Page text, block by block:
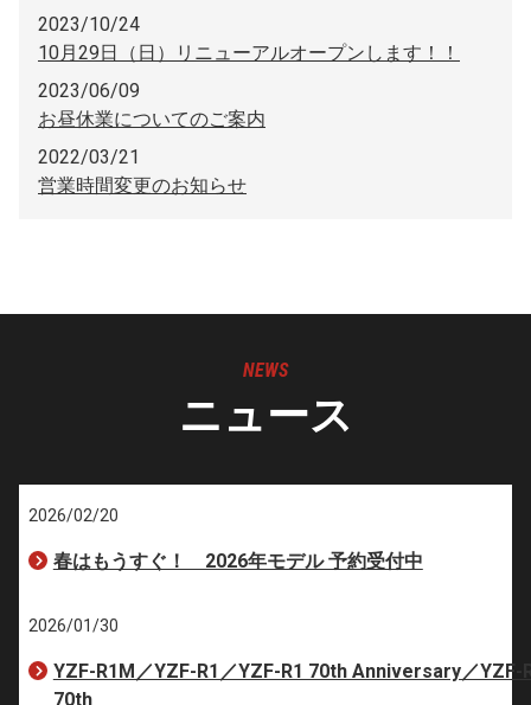
2023/10/24
10月29日（日）リニューアルオープンします！！
2023/06/09
お昼休業についてのご案内
2022/03/21
営業時間変更のお知らせ
NEWS
ニュース
2026/02/20
春はもうすぐ！ 2026年モデル 予約受付中
2026/01/30
YZF-R1M／YZF-R1／YZF-R1 70th Anniversary／YZF-
70th